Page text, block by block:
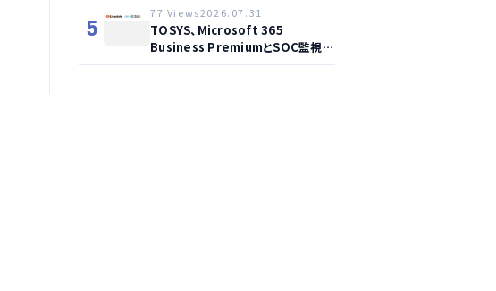
5
77 Views2026.07.31
TOSYS、Microsoft 365
Business PremiumとSOC監視を
統合した新サービス提供開始